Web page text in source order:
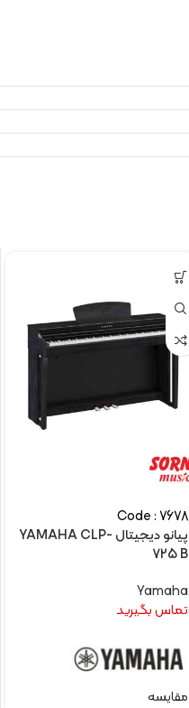
Code : 7678
پیانو دیجیتال YAMAHA CLP-
725 B
Yamaha
تماس بگیرید
مقایسه